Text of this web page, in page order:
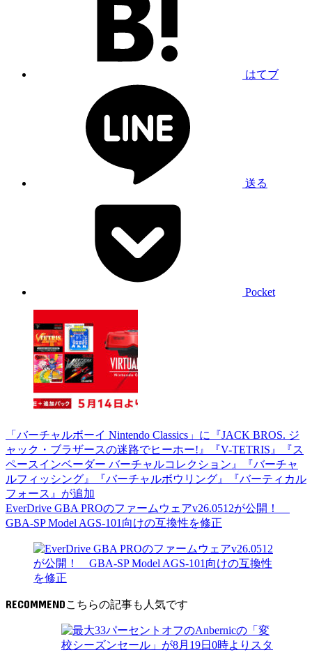
はてブ
送る
Pocket
「バーチャルボーイ Nintendo Classics」に『JACK BROS. ジ
ャック・ブラザースの迷路でヒーホー!』『V-TETRIS』『ス
ペースインベーダー バーチャルコレクション』『バーチャ
ルフィッシング』『バーチャルボウリング』『バーティカル
フォース』が追加
EverDrive GBA PROのファームウェアv26.0512が公開！
GBA-SP Model AGS-101向けの互換性を修正
RECOMMEND